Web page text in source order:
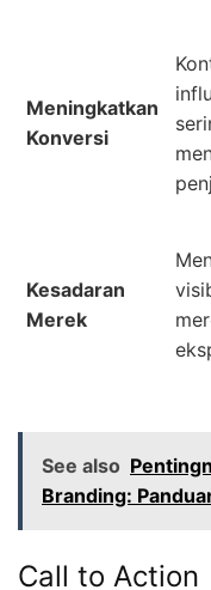
Meningkatkan
Konversi
Kesadaran
Merek
See also
Branding:
Call to Action